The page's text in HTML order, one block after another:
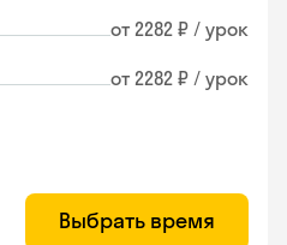
от 2282 ₽ / урок
от 2282 ₽ / урок
Выбрать время